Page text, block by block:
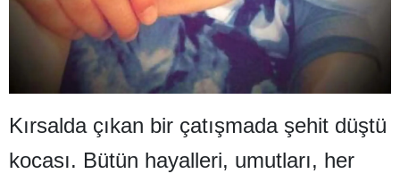
Kütahya
Malatya
Kahramanmaraş
Kırsalda çıkan bir çatışmada şehit düştü
kocası. Bütün hayalleri, umutları, her